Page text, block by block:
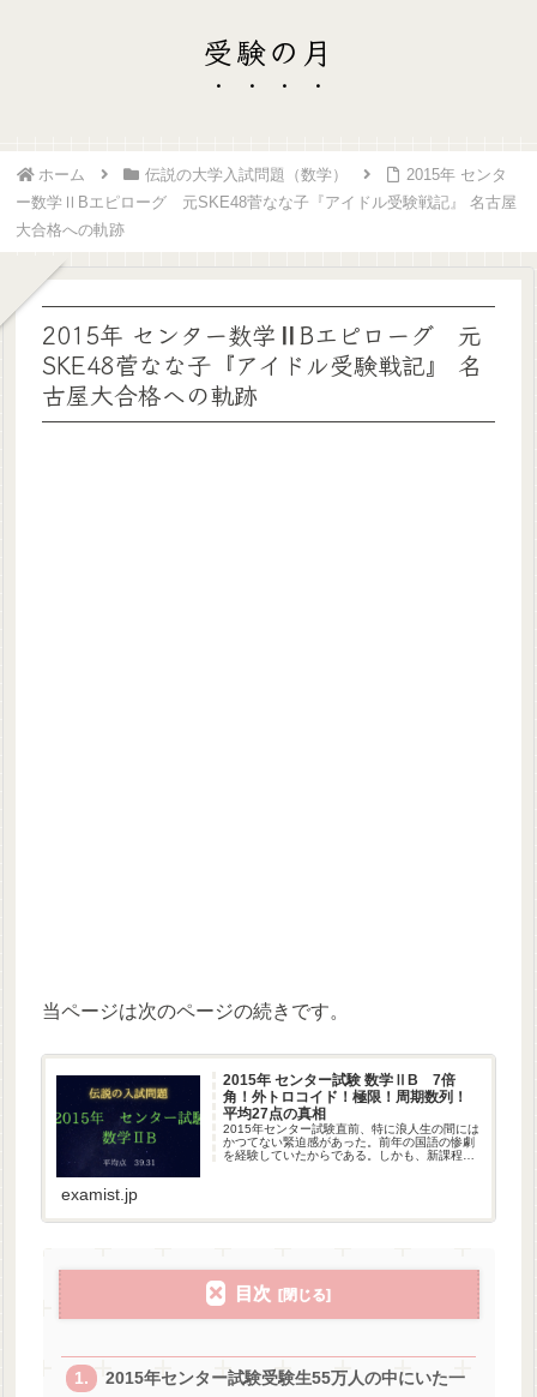
受験の月
ホーム 伝説の大学入試問題（数学）
2015年 センタ
ー数学ⅡBエピローグ 元SKE48菅なな子『アイドル受験戦記』 名古屋
大合格への軌跡
2015年 センター数学ⅡBエピローグ 元
SKE48菅なな子『アイドル受験戦記』 名
古屋大合格への軌跡
当ページは次のページの続きです。
2015年 センター試験 数学ⅡB 7倍
角！外トロコイド！極限！周期数列！
平均27点の真相
2015年センター試験直前、特に浪人生の間には
かつてない緊迫感があった。前年の国語の惨劇
を経験していたからである。しかも、新課程へ
examist.jp
目次
2015年センター試験受験生55万人の中にいた一